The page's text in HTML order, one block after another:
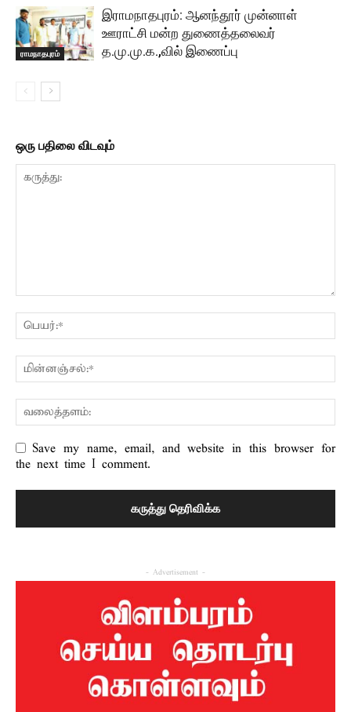
ராமநாதபுரம்
இராமநாதபுரம்: ஆனந்தூர் முன்னாள்
ஊராட்சி மன்ற துணைத்தலைவர்
த.மு.மு.க.,வில் இணைப்பு
ஒரு பதிலை விடவும்
Save my name, email, and website in this browser for
the next time I comment.
- Advertisement -